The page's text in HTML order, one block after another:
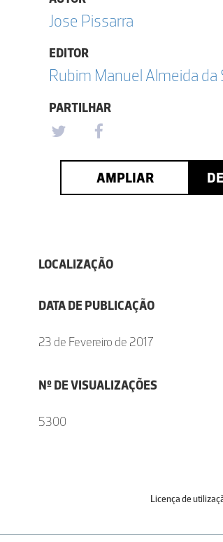
Jose Pissarra
EDITOR
Rubim Manuel Almeida da
PARTILHAR
AMPLIAR
LOCALIZAÇÃO
DATA DE PUBLICAÇÃO
23 de Fevereiro de 2017
Nº DE VISUALIZAÇÕES
5300
Licença de